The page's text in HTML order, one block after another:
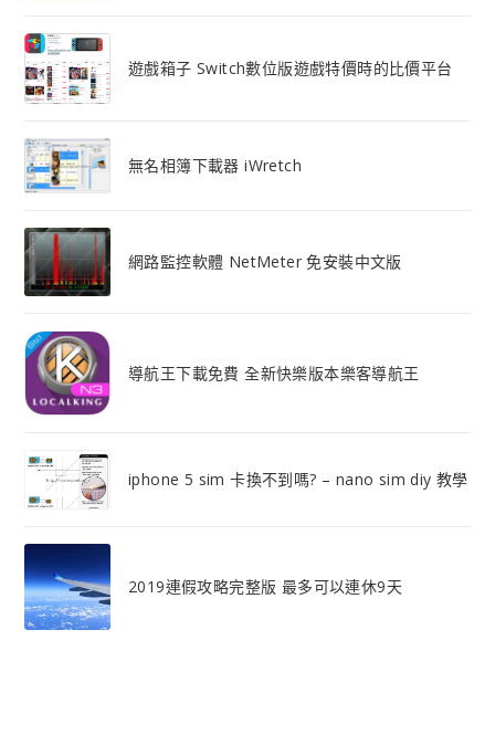
遊戲箱子 Switch數位版遊戲特價時的比價平台
無名相簿下載器 iWretch
網路監控軟體 NetMeter 免安裝中文版
導航王下載免費 全新快樂版本樂客導航王
iphone 5 sim 卡換不到嗎? – nano sim diy 教學
2019連假攻略完整版 最多可以連休9天